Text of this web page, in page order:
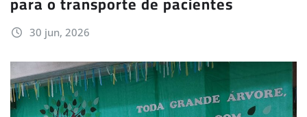
30 jun, 2026